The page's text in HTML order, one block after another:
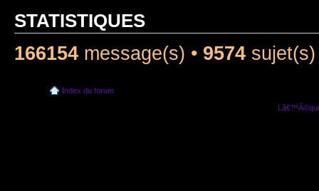
STATISTIQUES
166154 message(s) • 9574
Index du forum